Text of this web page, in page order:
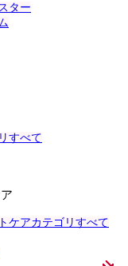
ター
すべて
ケアカテゴリすべて